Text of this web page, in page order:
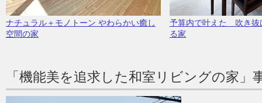
ナチュラル＋モノトーン やわらかい癒し
空間の家
予算内で叶えた 吹き抜
る家
「機能美を追求した和室リビングの家」